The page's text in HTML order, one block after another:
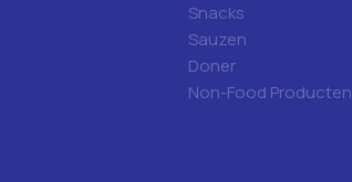
Snacks
Sauzen
Doner
Non-Food Producten